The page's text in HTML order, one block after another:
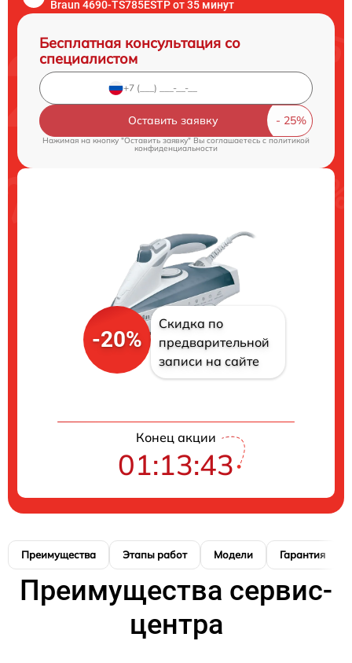
Braun 4690-TS785ESTP от 35 минут
Бесплатная консультация со
специалистом
Оставить заявку
Нажимая на кнопку "Оставить заявку" Вы соглашаетесь cполитикой
конфиденциальности
-20%
Скидка по
предварительной
записи на сайте
Конец акции
01:13:42
Преимущества Этапы работ Модели Гарантия
Преимущества сервис-
центра